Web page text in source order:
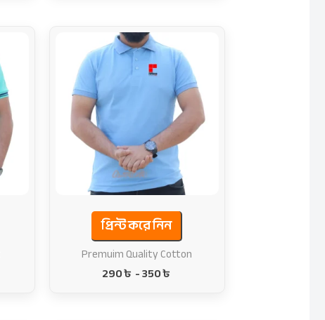
প্রিন্ট করে নিন
Premuim Quality Cotton
290৳ -350৳